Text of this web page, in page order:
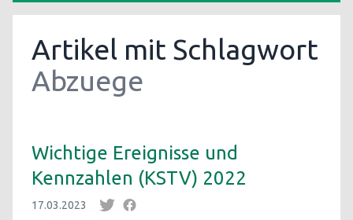
Artikel mit Schlagwort
Abzuege
Wichtige Ereignisse und
Kennzahlen (KSTV) 2022
17.03.2023